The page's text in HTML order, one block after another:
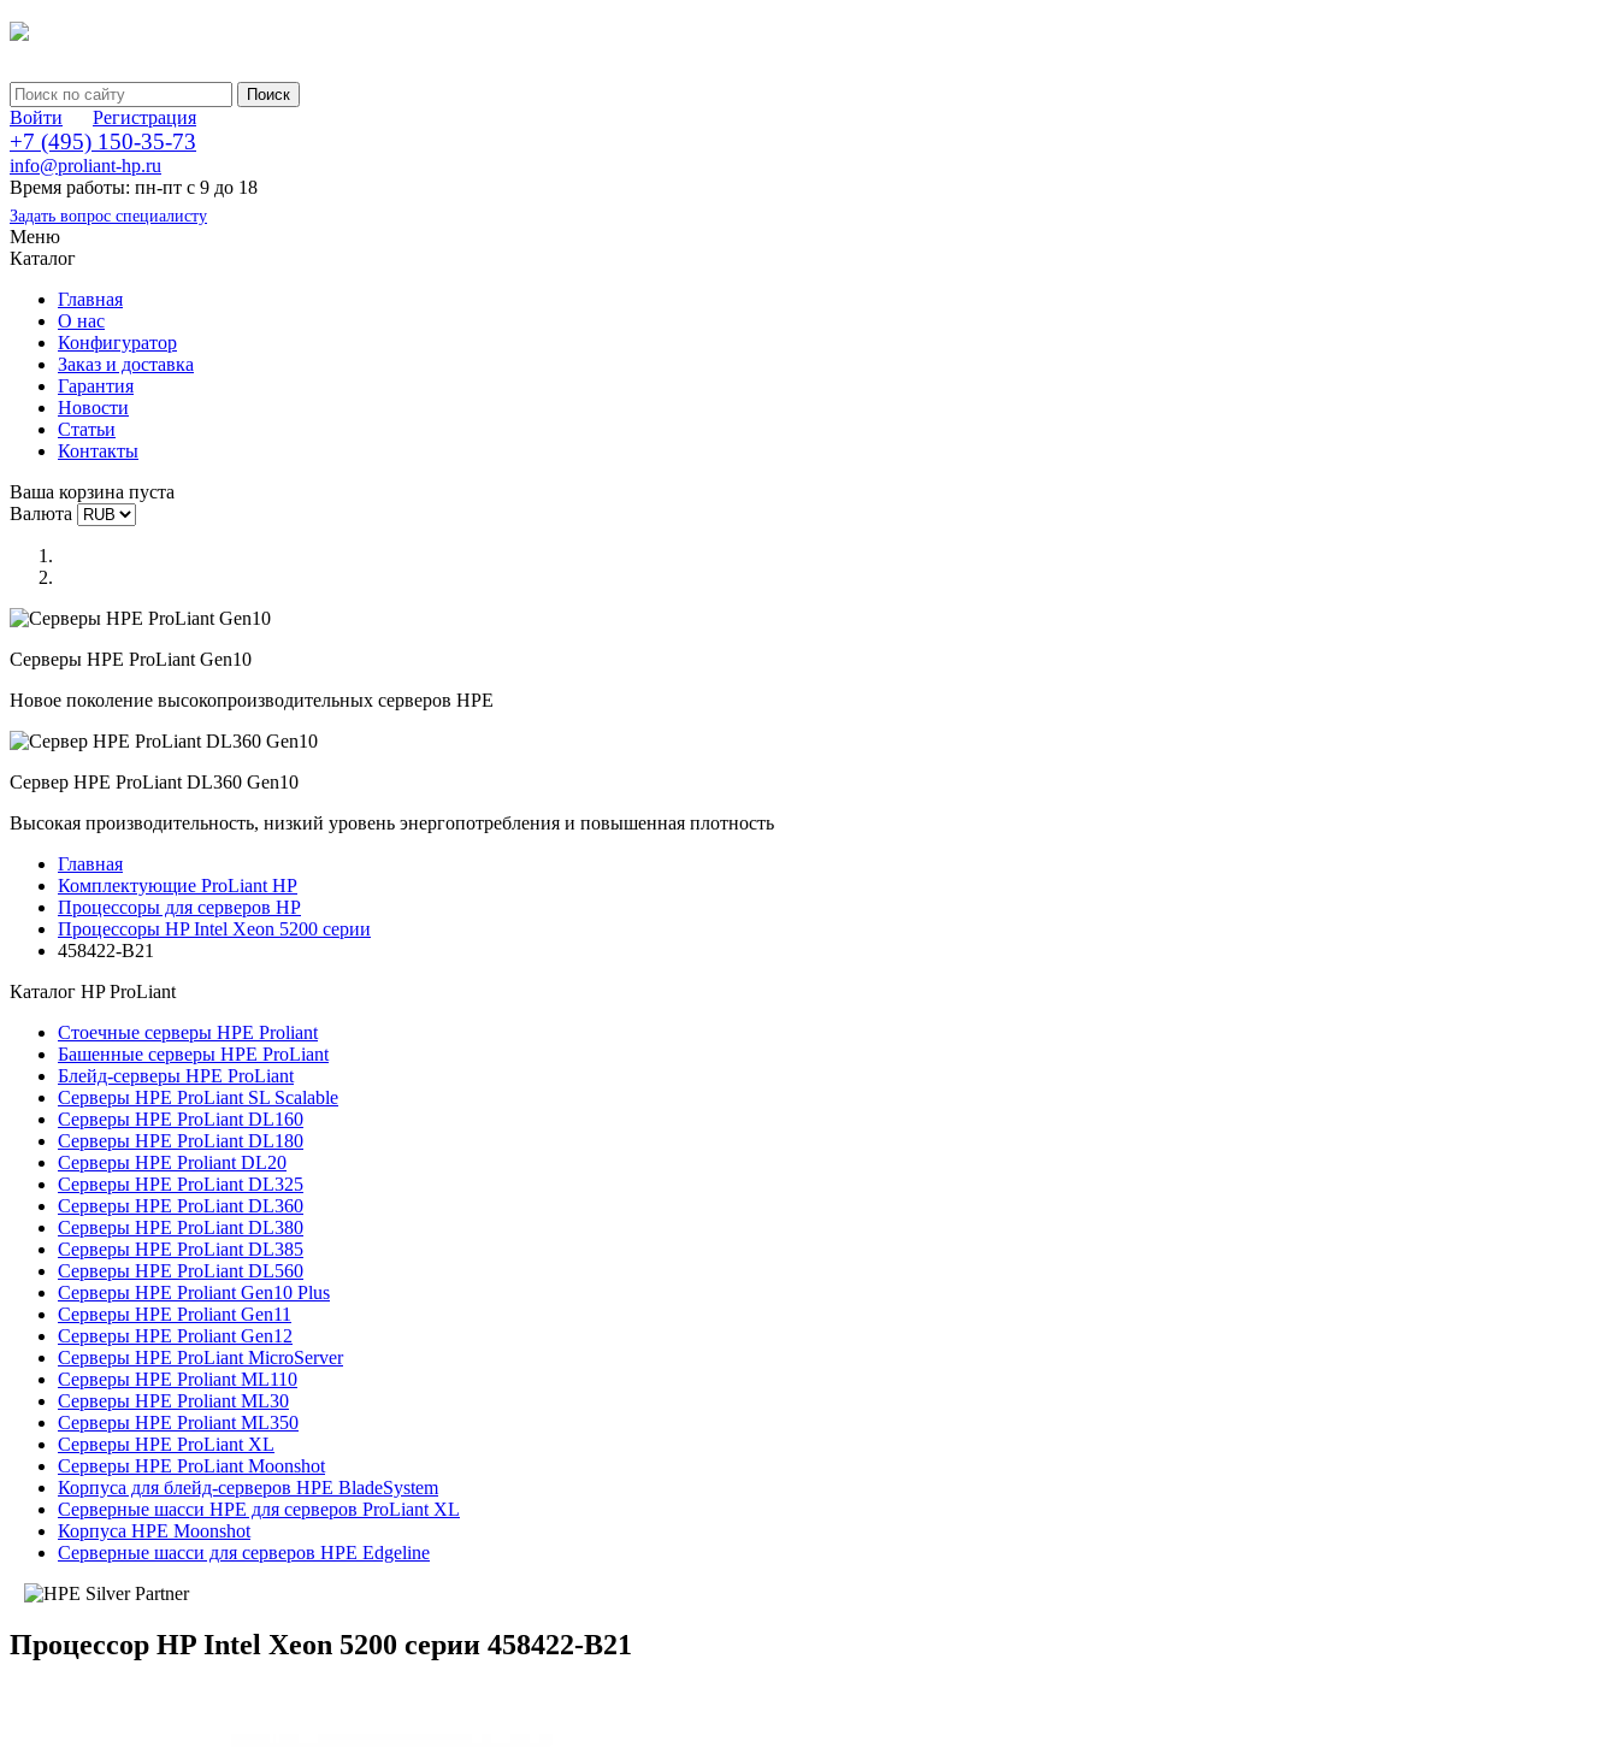
Войти Регистрация
+7 (495) 150-35-73
info@proliant-hp.ru
Время работы: пн-пт с 9 до 18
Задать вопрос специалисту
Меню
Каталог
Главная
О нас
Конфигуратор
Заказ и доставка
Гарантия
Новости
Статьи
Контакты
Ваша корзина пуста
Валюта
Серверы HPE ProLiant Gen10
Новое поколение высокопроизводительных серверов HPE
Сервер HPE ProLiant DL360 Gen10
Высокая производительность, низкий уровень энергопотребления и повышенная плотность
Главная
Комплектующие ProLiant HP
Процессоры для серверов HP
Процессоры HP Intel Xeon 5200 серии
458422-B21
Каталог HP ProLiant
Стоечные серверы HPE Proliant
Башенные серверы HPE ProLiant
Блейд-серверы HPE ProLiant
Серверы HPE ProLiant SL Scalable
Серверы HPE ProLiant DL160
Серверы HPE ProLiant DL180
Серверы HPE Proliant DL20
Серверы HPE ProLiant DL325
Серверы HPE ProLiant DL360
Серверы HPE ProLiant DL380
Серверы HPE ProLiant DL385
Серверы HPE ProLiant DL560
Серверы HPE Proliant Gen10 Plus
Серверы HPE Proliant Gen11
Серверы HPE Proliant Gen12
Серверы HPE ProLiant MicroServer
Серверы HPE Proliant ML110
Серверы HPE Proliant ML30
Серверы HPE Proliant ML350
Серверы HPE ProLiant XL
Серверы HPE ProLiant Moonshot
Корпуса для блейд-серверов HPE BladeSystem
Серверные шасси HPE для серверов ProLiant XL
Корпуса HPE Moonshot
Серверные шасси для серверов HPE Edgeline
Процессор HP Intel Xeon 5200 серии 458422-B21